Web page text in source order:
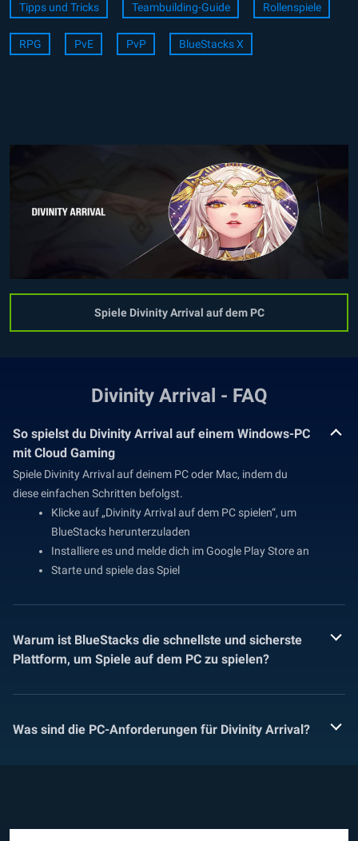
Tipps und Tricks Teambuilding-Guide Rollenspiele
RPG PvE PvP BlueStacks X
Spiele Divinity Arrival auf dem PC
Divinity Arrival - FAQ
So spielst du Divinity Arrival auf einem Windows-PC
mit Cloud Gaming
Spiele Divinity Arrival auf deinem PC oder Mac, indem du
diese einfachen Schritten befolgst.
Klicke auf „Divinity Arrival auf dem PC spielen“, um
BlueStacks herunterzuladen
Installiere es und melde dich im Google Play Store an
Starte und spiele das Spiel
Warum ist BlueStacks die schnellste und sicherste
Plattform, um Spiele auf dem PC zu spielen?
Was sind die PC-Anforderungen für Divinity Arrival?